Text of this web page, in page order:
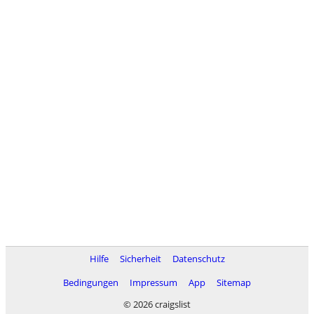
Hilfe Sicherheit
Datenschutz
Bedingungen
Impressum App
Sitemap
© 2026 craigslist